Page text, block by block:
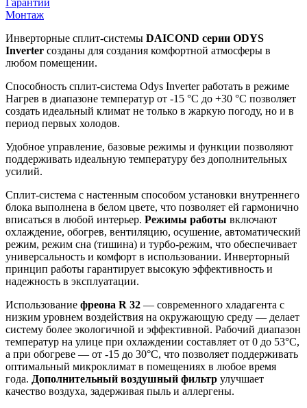
Гарантии
Монтаж
Инверторные сплит-системы DAICOND серии ODYS
Inverter созданы для создания комфортной атмосферы в
любом помещении.
Способность сплит-система Odys Inverter работать в режиме
Нагрев в диапазоне температур от -15 °С до +30 °С позволяет
создать идеальный климат не только в жаркую погоду, но и в
период первых холодов.
Удобное управление, базовые режимы и функции позволяют
поддерживать идеальную температуру без дополнительных
усилий.
Сплит-система с настенным способом установки внутреннего
блока выполнена в белом цвете, что позволяет ей гармонично
вписаться в любой интерьер. Режимы работы включают
охлаждение, обогрев, вентиляцию, осушение, автоматический
режим, режим сна (тишина) и турбо-режим, что обеспечивает
универсальность и комфорт в использовании. Инверторный
принцип работы гарантирует высокую эффективность и
надежность в эксплуатации.
Использование фреона R 32 — современного хладагента с
низким уровнем воздействия на окружающую среду — делает
систему более экологичной и эффективной. Рабочий диапазон
температур на улице при охлаждении составляет от 0 до 53°C,
а при обогреве — от -15 до 30°C, что позволяет поддерживать
оптимальный микроклимат в помещениях в любое время
года. Дополнительный воздушный фильтр улучшает
качество воздуха, задерживая пыль и аллергены.